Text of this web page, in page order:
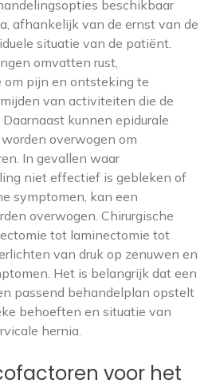
beschikbaar
afhankelijk van de ernst van de
situatie van de patiënt.
omvatten rust,
pijn en ontsteking te
van activiteiten die de
kunnen epidurale
overwogen om
In gevallen waar
niet effectief is gebleken of
symptomen, kan een
overwogen. Chirurgische
tot laminectomie tot
van druk op zenuwen en
Het is belangrijk dat een
passend behandelplan opstelt
behoeften en situatie van
hernia.
voor het